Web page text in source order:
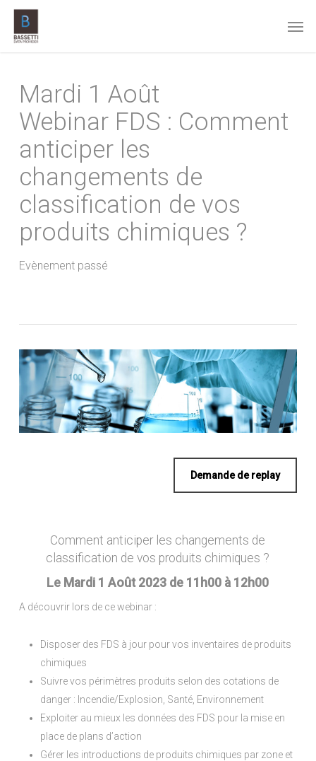
Skip
main
Mardi 1 Août
Webinar FDS : Comment
anticiper les
changements de
classification de vos
produits chimiques ?
Evènement passé
Demande de replay
Comment anticiper les changements de
classification de vos produits chimiques ?
Le Mardi 1 Août 2023 de 11h00 à 12h00
A découvrir lors de ce webinar :
Disposer des FDS à jour pour vos inventaires de produits
chimiques
Suivre vos périmètres produits selon des cotations de
danger : Incendie/Explosion, Santé, Environnement
Exploiter au mieux les données des FDS pour la mise en
place de plans d’action
Gérer les introductions de produits chimiques par zone et